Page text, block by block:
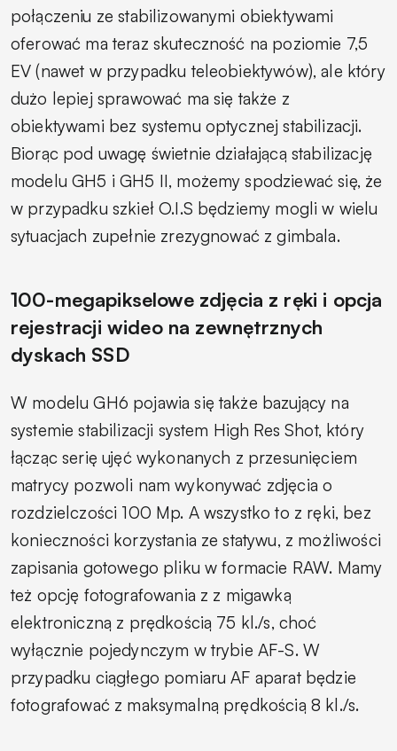
połączeniu ze stabilizowanymi obiektywami
oferować ma teraz skuteczność na poziomie 7,5
EV (nawet w przypadku teleobiektywów), ale który
dużo lepiej sprawować ma się także z
obiektywami bez systemu optycznej stabilizacji.
Biorąc pod uwagę świetnie działającą stabilizację
modelu GH5 i GH5 II, możemy spodziewać się, że
w przypadku szkieł O.I.S będziemy mogli w wielu
sytuacjach zupełnie zrezygnować z gimbala.
100-megapikselowe zdjęcia z ręki i opcja
rejestracji wideo na zewnętrznych
dyskach SSD
W modelu GH6 pojawia się także bazujący na
systemie stabilizacji system High Res Shot, który
łącząc serię ujęć wykonanych z przesunięciem
matrycy pozwoli nam wykonywać zdjęcia o
rozdzielczości 100 Mp. A wszystko to z ręki, bez
konieczności korzystania ze statywu, z możliwości
zapisania gotowego pliku w formacie RAW. Mamy
też opcję fotografowania z z migawką
elektroniczną z prędkością 75 kl./s, choć
wyłącznie pojedynczym w trybie AF-S. W
przypadku ciągłego pomiaru AF aparat będzie
fotografować z maksymalną prędkością 8 kl./s.